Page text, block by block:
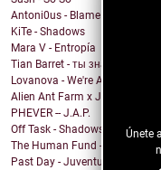
Únete
Antoni0us - Blame me
KiTe - Shadows
Mara V - Entropía
Tian Barret - ты знаешь, где
Lovanova - We're All In It
Alien Ant Farm x Judge & Jury
PHEVER -- J.A.P.
Off Task - Shadows
The Human Fund - Chums
Past Day - Juventud Distante